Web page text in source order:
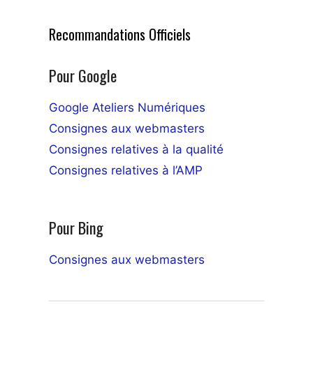
Recommandations Officiels
Pour Google
Google Ateliers Numériques
Consignes aux webmasters
Consignes relatives à la qualité
Consignes relatives à l’AMP
Pour Bing
Consignes aux webmasters